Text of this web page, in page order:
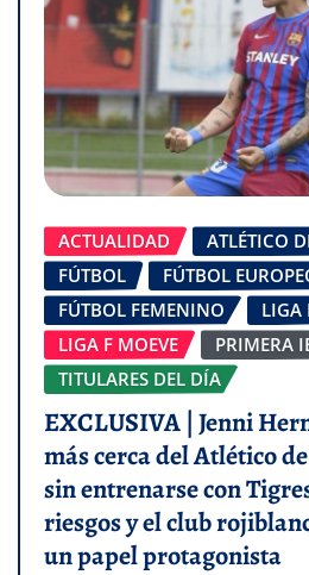
ACTUALIDAD
ATLÉTICO
FÚTBOL
FÚTBOL
FÚTBOL FEMENINO
LIGA
LIGA F MOEVE
PRIMERA
TITULARES DEL DÍA
EXCLUSIVA | Jenni
más cerca del Atlético
sin entrenarse con
riesgos y el club
un papel protagonista